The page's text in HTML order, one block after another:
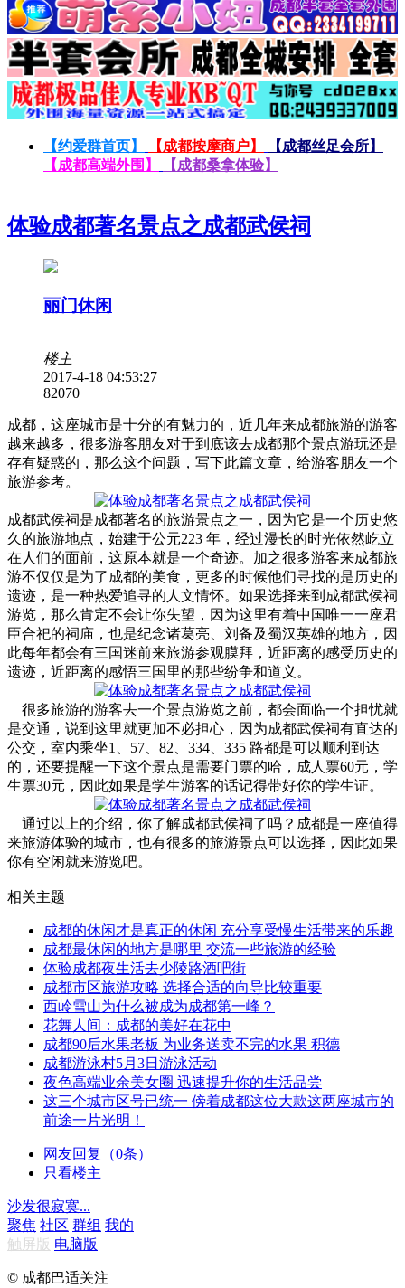
【约爱群首页】 【成都按摩商户】
【成都丝足会所】
【成都高端外围】
【成都桑拿体验】
体验成都著名景点之成都武侯祠
丽门休闲
楼主
2017-4-18 04:53:27
82070
成都，这座城市是十分的有魅力的，近几年来成都旅游的游客
越来越多，很多游客朋友对于到底该去成都那个景点游玩还是
存有疑惑的，那么这个问题，写下此篇文章，给游客朋友一个
旅游参考。
成都武侯祠是成都著名的旅游景点之一，因为它是一个历史悠
久的旅游地点，始建于公元223 年，经过漫长的时光依然屹立
在人们的面前，这原本就是一个奇迹。加之很多游客来成都旅
游不仅仅是为了成都的美食，更多的时候他们寻找的是历史的
遗迹，是一种热爱追寻的人文情怀。如果选择来到成都武侯祠
游览，那么肯定不会让你失望，因为这里有着中国唯一一座君
臣合祀的祠庙，也是纪念诸葛亮、刘备及蜀汉英雄的地方，因
此每年都会有三国迷前来旅游参观膜拜，近距离的感受历史的
遗迹，近距离的感悟三国里的那些纷争和道义。
很多旅游的游客去一个景点游览之前，都会面临一个担忧就
是交通，说到这里就更加不必担心，因为成都武侯祠有直达的
公交，室内乘坐1、57、82、334、335 路都是可以顺利到达
的，还要提醒一下这个景点是需要门票的哈，成人票60元，学
生票30元，因此如果是学生游客的话记得带好你的学生证。
通过以上的介绍，你了解成都武侯祠了吗？成都是一座值得
来旅游体验的城市，也有很多的旅游景点可以选择，因此如果
你有空闲就来游览吧。
相关主题
成都的休闲才是真正的休闲 充分享受慢生活带来的乐趣
成都最休闲的地方是哪里 交流一些旅游的经验
体验成都夜生活去少陵路酒吧街
成都市区旅游攻略 选择合适的向导比较重要
西岭雪山为什么被成为成都第一峰？
花舞人间：成都的美好在花中
成都90后水果老板 为业务送卖不完的水果 积德
成都游泳村5月3日游泳活动
夜色高端业余美女圈 迅速提升你的生活品尝
这三个城市区号已统一 傍着成都这位大款这两座城市的
前途一片光明！
网友回复（0条）
只看楼主
沙发很寂寞...
聚焦 社区 群组 我的
触屏版 电脑版
© 成都巴适关注